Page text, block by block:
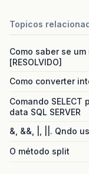
Topicos
Como saber se
[RESOLVIDO]
Como converter
Comando
data SQL SERVER
&, &&, |, ||. Qndo
O método split